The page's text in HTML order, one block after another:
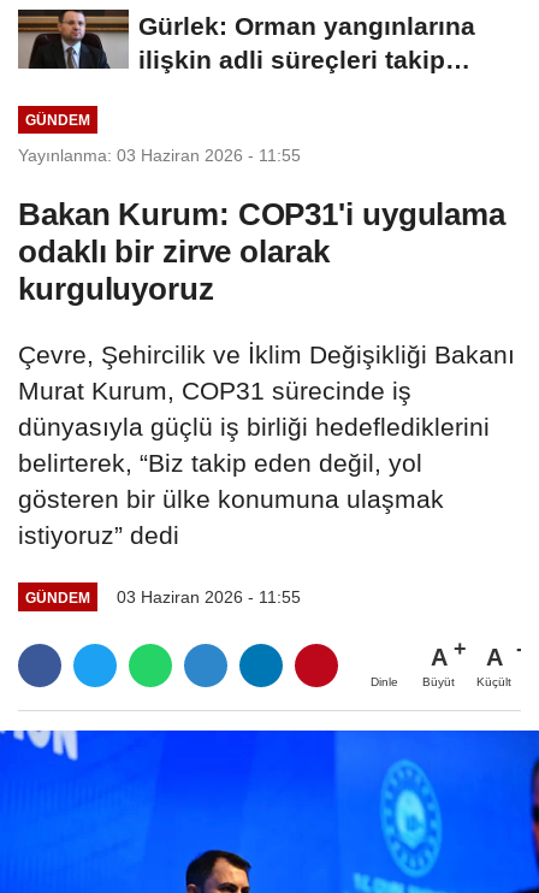
Gürlek: Orman yangınlarına
ilişkin adli süreçleri takip
GÜNDEM
Yayınlanma: 03 Haziran 2026 - 11:55
Bakan Kurum: COP31'i uygulama
odaklı bir zirve olarak
kurguluyoruz
Çevre, Şehircilik ve İklim Değişikliği Bakanı
Murat Kurum, COP31 sürecinde iş
dünyasıyla güçlü iş birliği hedeflediklerini
belirterek, “Biz takip eden değil, yol
gösteren bir ülke konumuna ulaşmak
istiyoruz” dedi
GÜNDEM 03 Haziran 2026 - 11:55
Dinle
A
Büyüt
A
Küçült